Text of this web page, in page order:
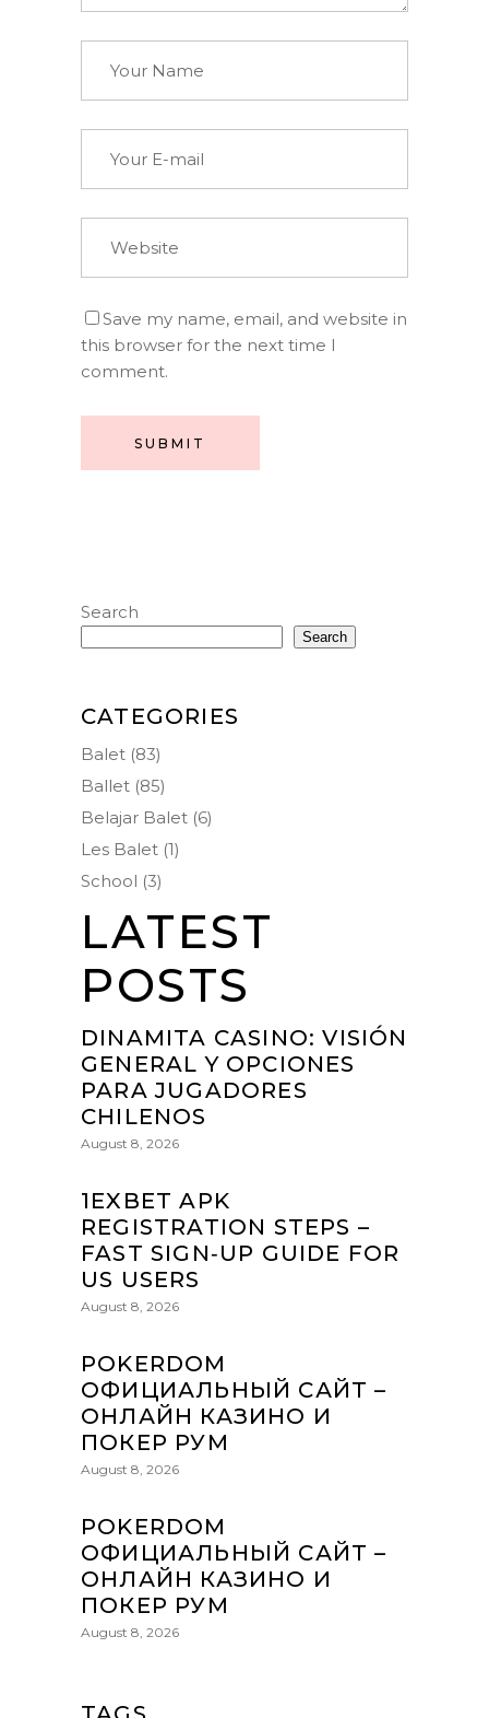
Save my name, email, and website in
this browser for the next time I
comment.
SUBMIT
Search
Search
CATEGORIES
Balet (83)
Ballet (85)
Belajar Balet (6)
Les Balet (1)
School (3)
LATEST
POSTS
DINAMITA CASINO: VISIÓN
GENERAL Y OPCIONES
PARA JUGADORES
CHILENOS
August 8, 2026
1EXBET APK
REGISTRATION STEPS –
FAST SIGN‑UP GUIDE FOR
US USERS
August 8, 2026
POKERDOM
ОФИЦИАЛЬНЫЙ САЙТ –
ОНЛАЙН КАЗИНО И
ПОКЕР РУМ
August 8, 2026
POKERDOM
ОФИЦИАЛЬНЫЙ САЙТ –
ОНЛАЙН КАЗИНО И
ПОКЕР РУМ
August 8, 2026